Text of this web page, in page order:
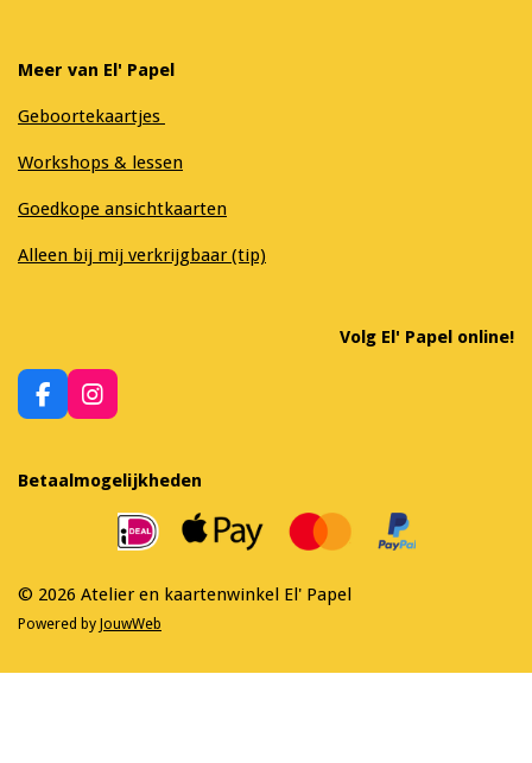
Meer van El' Papel
Geboortekaartjes
Workshops & lessen
Goedkope ansichtkaarten
Alleen bij mij verkrijgbaar (tip)
Volg El' Papel online!
F
a
e
b
I
n
a
m
Betaalmogelijkheden
© 2026 Atelier en kaartenwinkel El' Papel
Powered by JouwWeb